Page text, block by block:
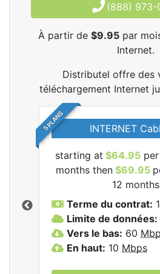
(888) 973-
À partir de $9.95 par
Internet.
Distributel offre des
téléchargement Internet
5 PLANS INTERNET
starting at $64.95
months then$69.95
12 months
Terme du contrat:
Limite de données:
Vers le bas: 60
En haut: 10 Mbps